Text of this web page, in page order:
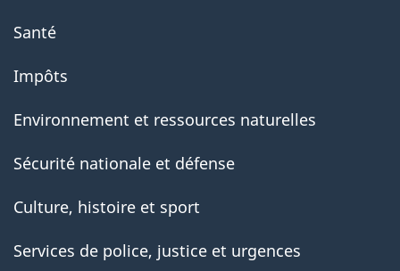
Santé
Impôts
Environnement et ressources naturelles
Sécurité nationale et défense
Culture, histoire et sport
Services de police, justice et urgences